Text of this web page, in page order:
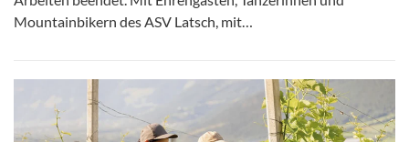
Mountainbikern des ASV Latsch, mit…